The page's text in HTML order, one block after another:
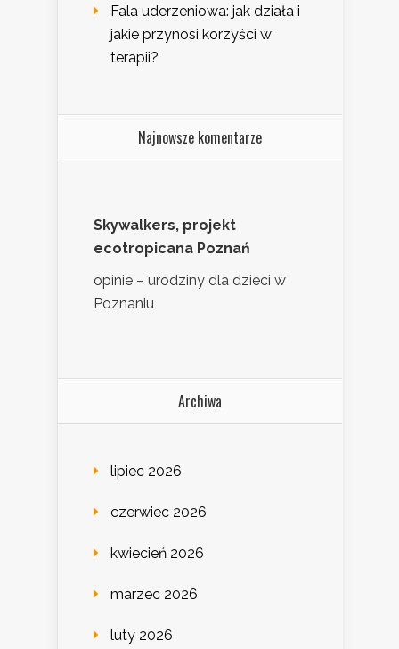
Fala uderzeniowa: jak działa i
jakie przynosi korzyści w
terapii?
Najnowsze komentarze
Skywalkers, projekt
ecotropicana Poznań
opinie – urodziny dla dzieci w
Poznaniu
Archiwa
lipiec 2026
czerwiec 2026
kwiecień 2026
marzec 2026
luty 2026